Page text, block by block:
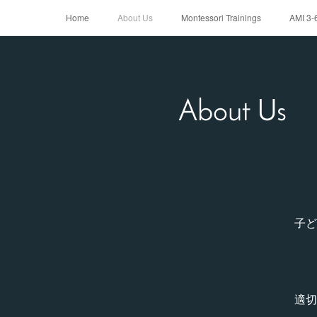
Home About Us Montessori Trainings AMI
About Us
子
適